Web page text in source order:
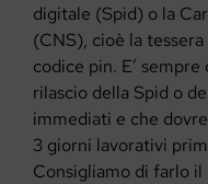
digitale (Spid) o la
(CNS), cioè la
codice pin. E’
rilascio della Spid o
immediati e che
3 giorni lavorativi
Consigliamo di farlo